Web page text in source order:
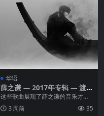
华语
薛之谦 — 2017年专辑 — 渡 a
if
这些歌曲展现了薛之谦的音乐才华
和独特的风格。 1. 动物世界 2. 暧昧
3. ...3 周前 35